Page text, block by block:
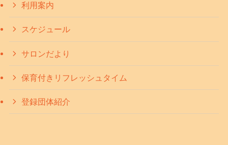
利用案内
スケジュール
サロンだより
保育付きリフレッシュタイム
登録団体紹介